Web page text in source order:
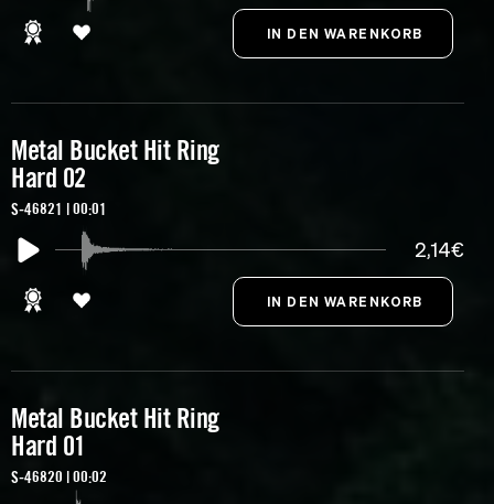
Metal Bucket Hit Ring
Hard 02
S-46821 | 00:01
2,14€
Metal Bucket Hit Ring
Hard 01
S-46820 | 00:02